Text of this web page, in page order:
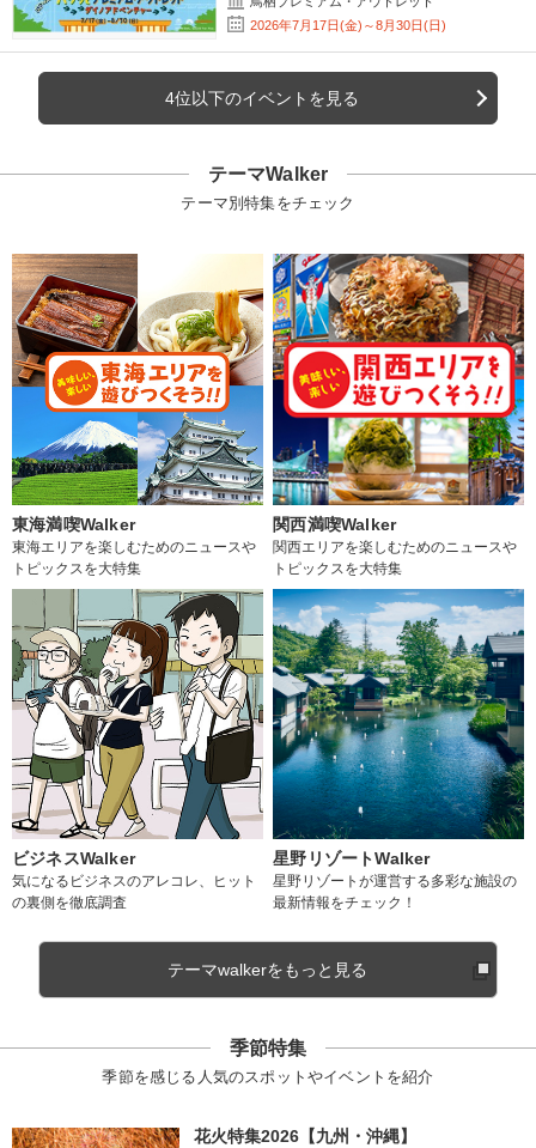
2026年7月17日(金)～8月30日(日)
4位以下のイベントを見る
テーマWalker
テーマ別特集をチェック
東海満喫Walker
東海エリアを楽しむためのニュースや
トピックスを大特集
関西満喫Walker
関西エリアを楽しむためのニュースや
トピックスを大特集
ビジネスWalker
気になるビジネスのアレコレ、ヒット
の裏側を徹底調査
星野リゾートWalker
星野リゾートが運営する多彩な施設の
最新情報をチェック！
テーマwalkerをもっと見る
季節特集
季節を感じる人気のスポットやイベントを紹介
花火特集2026【九州・沖縄】